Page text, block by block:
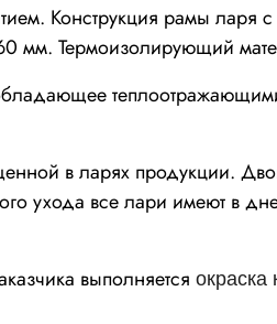
Конструкция рамы ларя
мм. Термоизолирующий
в ларях продукции.
ухода все лари имеют в дне
выполняется окраска